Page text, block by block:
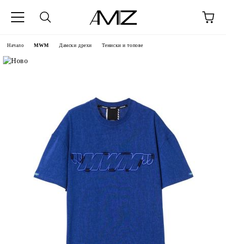
Начало MWM Дамски дрехи Тениски и топове